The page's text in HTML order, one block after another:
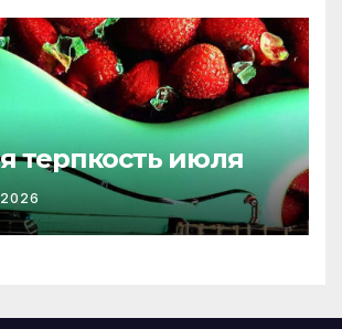
терпкость июля